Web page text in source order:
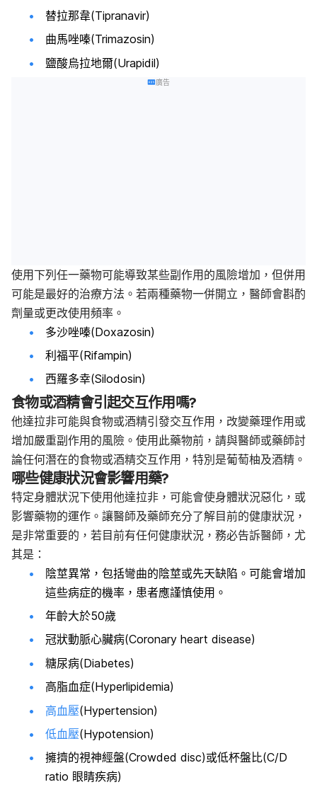
替拉那韋(Tipranavir)
曲馬唑嗪(Trimazosin)
鹽酸烏拉地爾(Urapidil)
廣告
使用下列任一藥物可能導致某些副作用的風險增加，但併用
可能是最好的治療方法。若兩種藥物一併開立，醫師會斟酌
劑量或更改使用頻率。
多沙唑嗪(Doxazosin)
利福平(Rifampin)
西羅多幸(Silodosin)
食物或酒精會引起交互作用嗎?
他達拉非可能與食物或酒精引發交互作用，改變藥理作用或
增加嚴重副作用的風險。使用此藥物前，請與醫師或藥師討
論任何潛在的食物或酒精交互作用，特別是葡萄柚及酒精。
哪些健康狀況會影響用藥?
特定身體狀況下使用他達拉非，可能會使身體狀況惡化，或
影響藥物的運作。讓醫師及藥師充分了解目前的健康狀況，
是非常重要的，若目前有任何健康狀況，務必告訴醫師，尤
其是：
陰莖異常，包括彎曲的陰莖或先天缺陷。可能會增加
這些病症的機率，患者應謹慎使用。
年齡大於50歲
冠狀動脈心臟病(Coronary heart disease)
糖尿病(Diabetes)
高脂血症(Hyperlipidemia)
高血壓(Hypertension)
低血壓(Hypotension)
擁擠的視神經盤(Crowded disc)或低杯盤比(C/D
ratio 眼睛疾病)